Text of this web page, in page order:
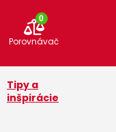
0
Porovnávač
Tipy a
inšpirácie